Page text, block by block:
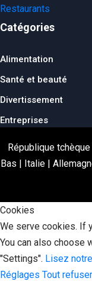
Catégories
Alimentation
Santé et beauté
Divertissement
Entreprises
République tchèque
Bas | Italie|
Cookies
We serve cookies. If
You can also choose
"Settings". Lisez
Réglages Tout refuser